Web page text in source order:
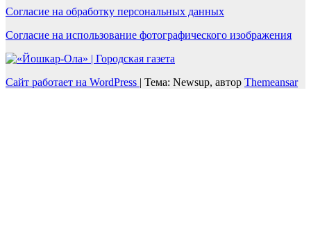
Согласие на обработку персональных данных
Согласие на использование фотографического изображения
Сайт работает на WordPress | Тема: Newsup, автор Themeansar